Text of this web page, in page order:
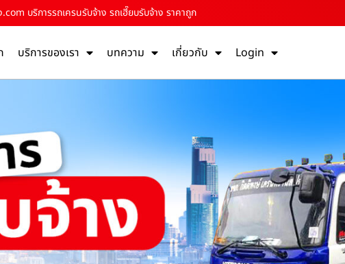
บริการรถเครนรับจ้าง รถเฮี๊ยบรับจ้าง ราคาถูก
บริการของเรา บทความ เกี่ยวกับ Login